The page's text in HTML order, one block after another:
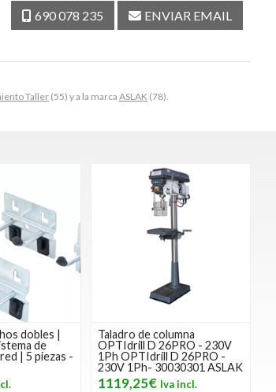
Taller(55) y a la marca ASLAK (78).
690 078 235 ENVIAR EMAIL
dobles |
de
| 5 piezas -
Taladro de columna
OPTIdrill D 26PRO - 230V
1Ph OPTIdrill D 26PRO -
230V 1Ph- 30030301 ASLAK
1119,25€